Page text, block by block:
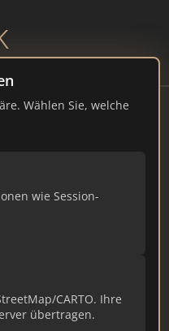
Wählen Sie, welche
wie Session-
CARTO. Ihre
übertragen.